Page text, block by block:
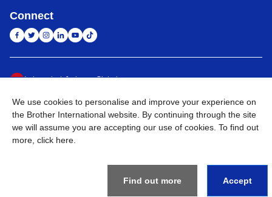
Connect
Indonesia Jaringan Global
Privacy Policy Ketentuan Penggunaan Site Map Kunjungi Situs Global
©2026BROTHER INTERNATIONAL SALES INDONESIA All
We use cookies to personalise and improve your experience on
the Brother International website. By continuing through the site
we will assume you are accepting our use of cookies. To find out
more, click here
Find out more Accept